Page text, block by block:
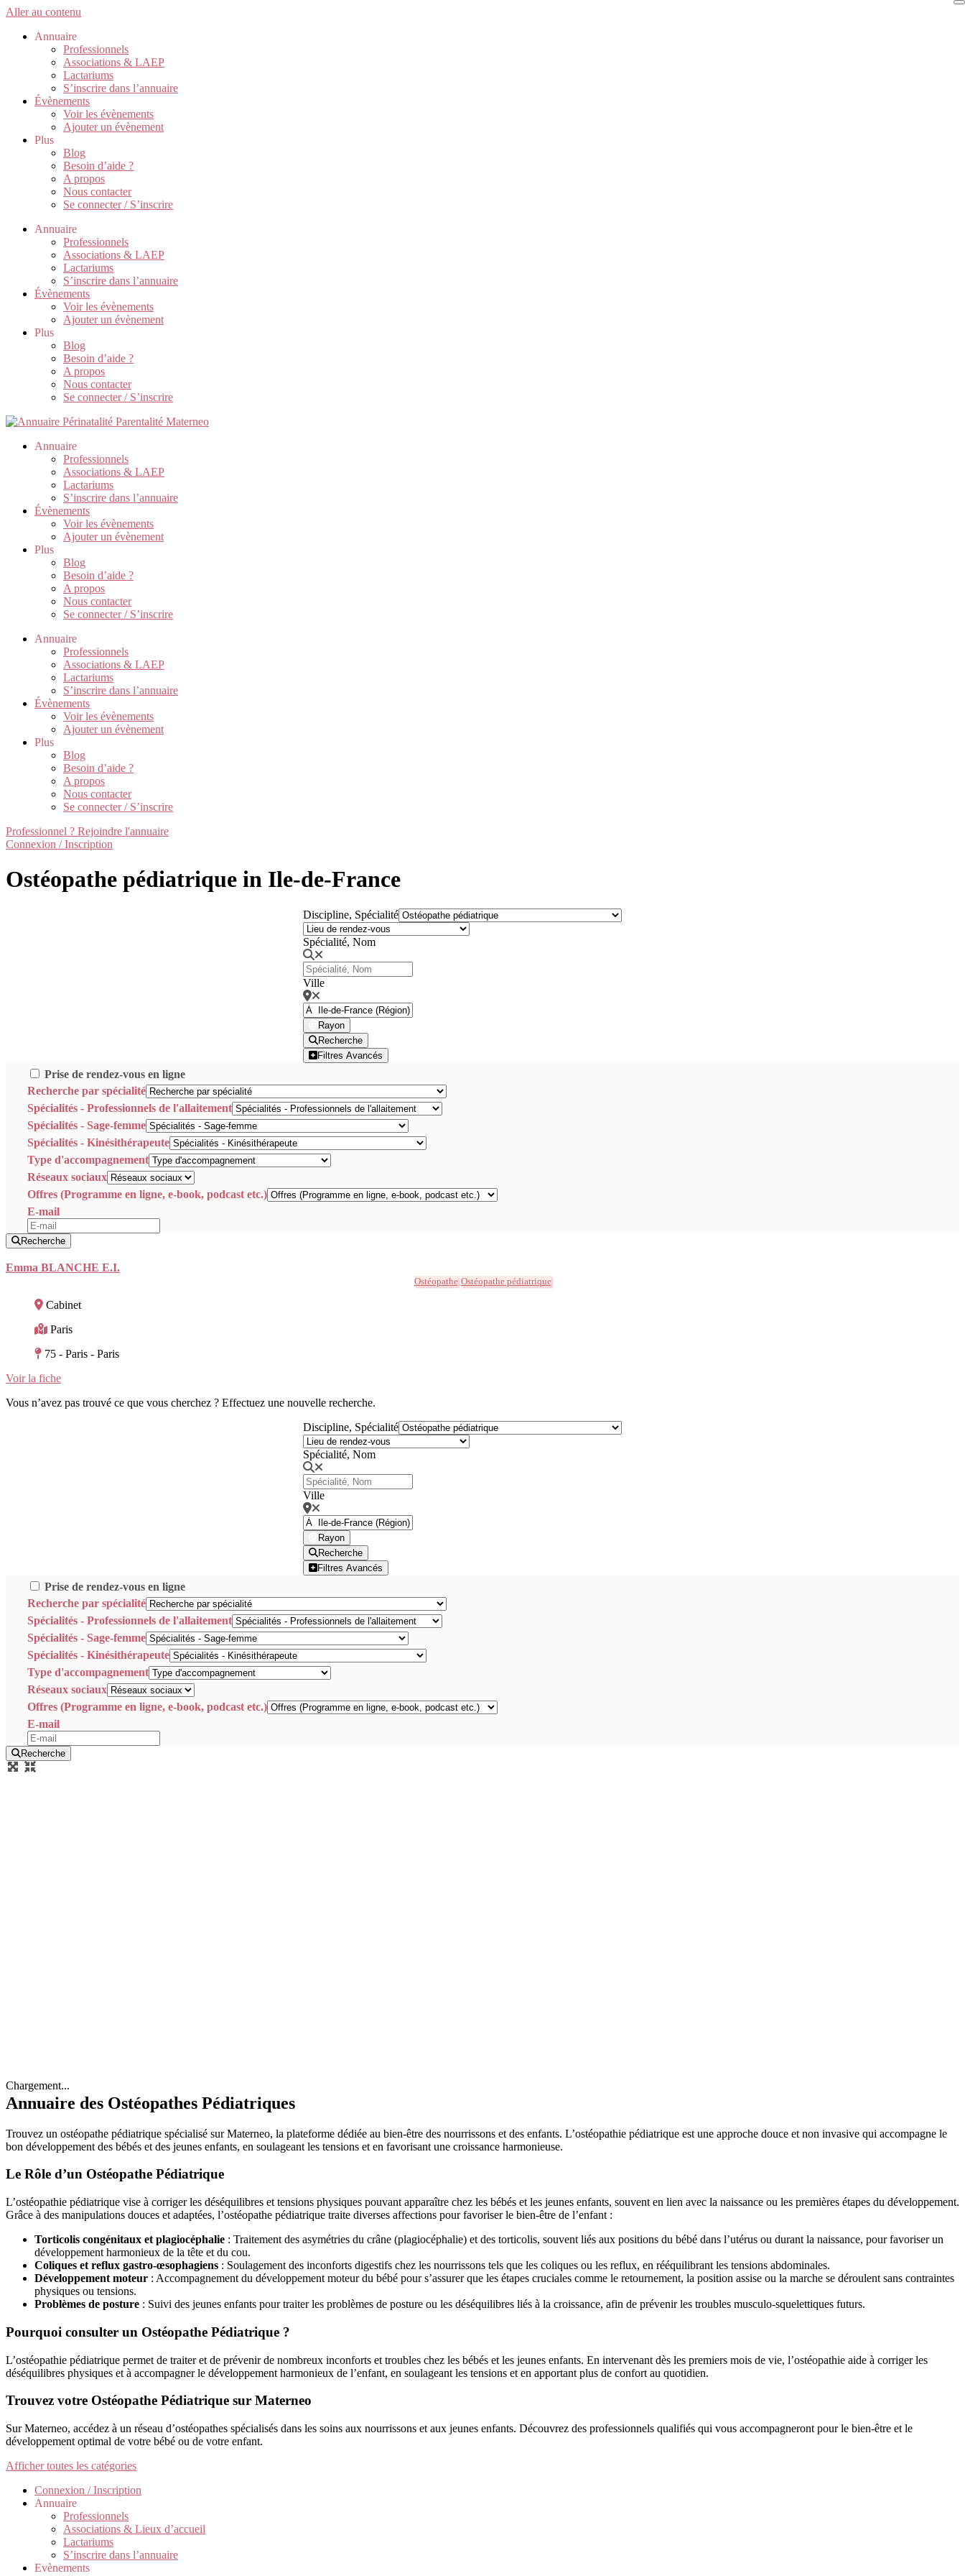
Aller au contenu
Annuaire
Professionnels
Associations & LAEP
Lactariums
S’inscrire dans l’annuaire
Évènements
Voir les évènements
Ajouter un évènement
Plus
Blog
Besoin d’aide ?
A propos
Nous contacter
Se connecter / S’inscrire
Annuaire
Professionnels
Associations & LAEP
Lactariums
S’inscrire dans l’annuaire
Évènements
Voir les évènements
Ajouter un évènement
Plus
Blog
Besoin d’aide ?
A propos
Nous contacter
Se connecter / S’inscrire
Annuaire
Professionnels
Associations & LAEP
Lactariums
S’inscrire dans l’annuaire
Évènements
Voir les évènements
Ajouter un évènement
Plus
Blog
Besoin d’aide ?
A propos
Nous contacter
Se connecter / S’inscrire
Annuaire
Professionnels
Associations & LAEP
Lactariums
S’inscrire dans l’annuaire
Évènements
Voir les évènements
Ajouter un évènement
Plus
Blog
Besoin d’aide ?
A propos
Nous contacter
Se connecter / S’inscrire
Professionnel ? Rejoindre l'annuaire
Connexion / Inscription
Ostéopathe pédiatrique in Ile-de-France
Discipline, Spécialité
Spécialité, Nom
Ville
Rayon
Recherche
Filtres Avancés
Prise de rendez-vous en ligne
Recherche par spécialité
Spécialités - Professionnels de l'allaitement
Spécialités - Sage-femme
Spécialités - Kinésithérapeute
Type d'accompagnement
Réseaux sociaux
Offres (Programme en ligne, e-book, podcast etc.)
E-mail
Recherche
Emma BLANCHE E.I.
Ostéopathe Ostéopathe pédiatrique
Cabinet
Paris
75 - Paris - Paris
Voir la fiche
Vous n’avez pas trouvé ce que vous cherchez ? Effectuez une nouvelle recherche.
Discipline, Spécialité
Spécialité, Nom
Ville
Rayon
Recherche
Filtres Avancés
Prise de rendez-vous en ligne
Recherche par spécialité
Spécialités - Professionnels de l'allaitement
Spécialités - Sage-femme
Spécialités - Kinésithérapeute
Type d'accompagnement
Réseaux sociaux
Offres (Programme en ligne, e-book, podcast etc.)
E-mail
Recherche
Chargement...
Annuaire des Ostéopathes Pédiatriques
Trouvez un ostéopathe pédiatrique spécialisé sur Materneo, la plateforme dédiée au bien-être des nourrissons et des enfants. L’ostéopathie pédiatrique est une approche douce et non invasive qui accompagne le
bon développement des bébés et des jeunes enfants, en soulageant les tensions et en favorisant une croissance harmonieuse.
Le Rôle d’un Ostéopathe Pédiatrique
L’ostéopathie pédiatrique vise à corriger les déséquilibres et tensions physiques pouvant apparaître chez les bébés et les jeunes enfants, souvent en lien avec la naissance ou les premières étapes du développement.
Grâce à des manipulations douces et adaptées, l’ostéopathe pédiatrique traite diverses affections pour favoriser le bien-être de l’enfant :
Torticolis congénitaux et plagiocéphalie : Traitement des asymétries du crâne (plagiocéphalie) et des torticolis, souvent liés aux positions du bébé dans l’utérus ou durant la naissance, pour favoriser un
développement harmonieux de la tête et du cou.
Coliques et reflux gastro-œsophagiens : Soulagement des inconforts digestifs chez les nourrissons tels que les coliques ou les reflux, en rééquilibrant les tensions abdominales.
Développement moteur : Accompagnement du développement moteur du bébé pour s’assurer que les étapes cruciales comme le retournement, la position assise ou la marche se déroulent sans contraintes
physiques ou tensions.
Problèmes de posture : Suivi des jeunes enfants pour traiter les problèmes de posture ou les déséquilibres liés à la croissance, afin de prévenir les troubles musculo-squelettiques futurs.
Pourquoi consulter un Ostéopathe Pédiatrique ?
L’ostéopathie pédiatrique permet de traiter et de prévenir de nombreux inconforts et troubles chez les bébés et les jeunes enfants. En intervenant dès les premiers mois de vie, l’ostéopathie aide à corriger les
déséquilibres physiques et à accompagner le développement harmonieux de l’enfant, en soulageant les tensions et en apportant plus de confort au quotidien.
Trouvez votre Ostéopathe Pédiatrique sur Materneo
Sur Materneo, accédez à un réseau d’ostéopathes spécialisés dans les soins aux nourrissons et aux jeunes enfants. Découvrez des professionnels qualifiés qui vous accompagneront pour le bien-être et le
développement optimal de votre bébé ou de votre enfant.
Afficher toutes les catégories
Connexion / Inscription
Annuaire
Professionnels
Associations & Lieux d’accueil
Lactariums
S’inscrire dans l’annuaire
Evènements